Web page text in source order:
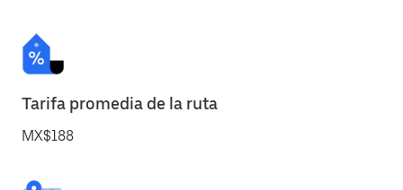
Tarifa promedia de la ruta
MX$188